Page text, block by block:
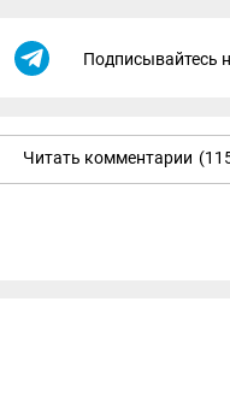
Подписывайтесь
Читать комментарии